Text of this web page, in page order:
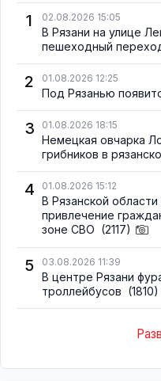
1
02.08.2026 15:05
В Рязани на улице
пешеходный
2 01.08.2026 12:25
Под Рязанью
3 01.08.2026 18:15
Немецкая овчарка
грибников в
4 01.08.2026 15:12
В Рязанской
привлечение
зоне СВО (2117)
5 03.08.2026 11:39
В центре Рязани
троллейбусов (1810)